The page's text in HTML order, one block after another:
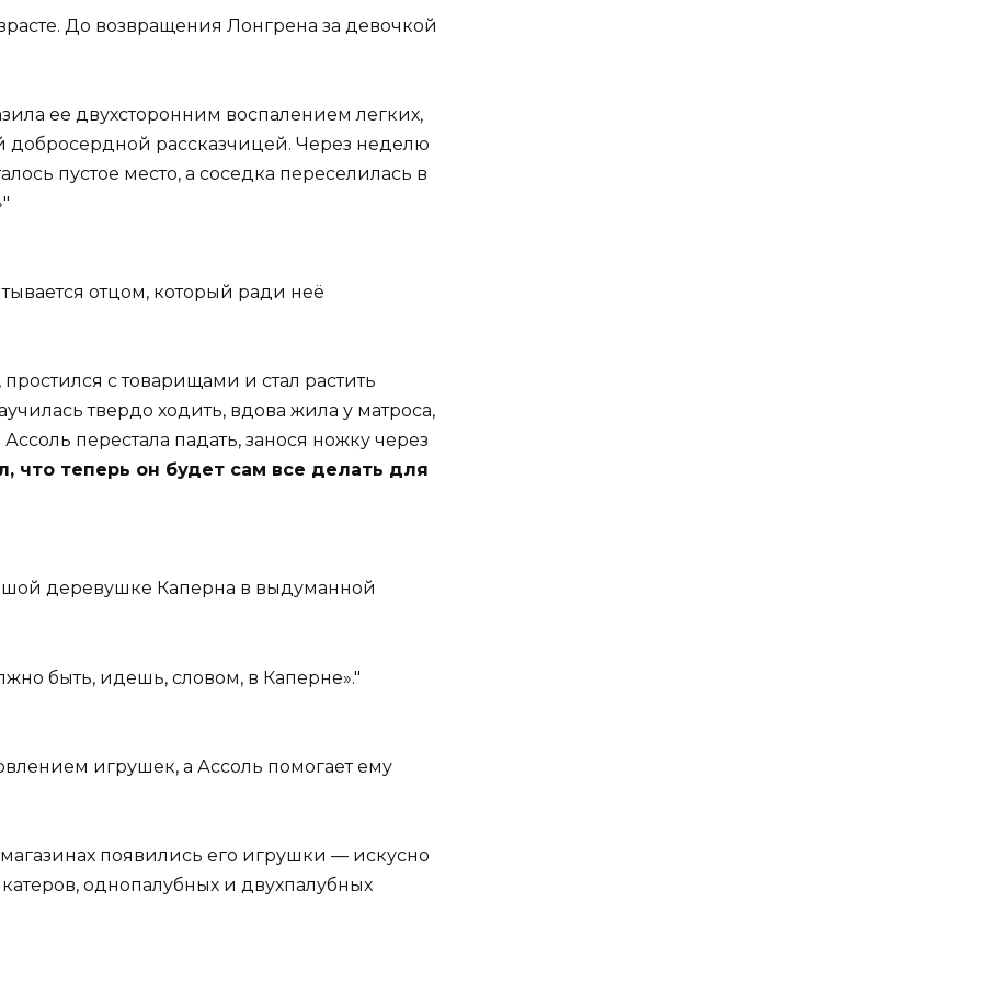
До возвращения Лонгрена за девочкой
ее двухсторонним воспалением легких,
добросердной рассказчицей. Через неделю
пустое место, а соседка переселилась в
отцом, который ради неё
с товарищами и стал растить
твердо ходить, вдова жила у матроса,
перестала падать, занося ножку через
что теперь он будет сам все делать для
деревушке Каперна в выдуманной
быть, идешь, словом, в Каперне».
игрушек, а Ассоль помогает ему
появились его игрушки — искусно
однопалубных и двухпалубных